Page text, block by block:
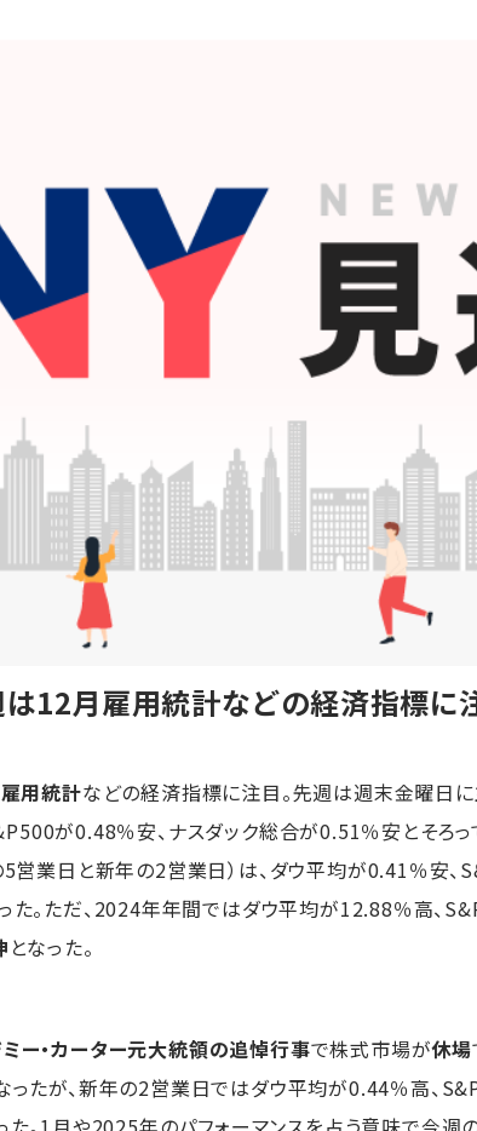
12月雇用統計などの経済指標に
用統計などの経済指標に注目。先週は週末金曜日
が0.48％安、ナスダック総合が0.51％安とそろっ
5営業日と新年の2営業日）は、ダウ平均が0.41％安
た。ただ、2024年年間ではダウ平均が12.88％高、
となった。
ー・カーター元大統領の追悼行事で株式市場が休場
ったが、新年の2営業日ではダウ平均が0.44％高、